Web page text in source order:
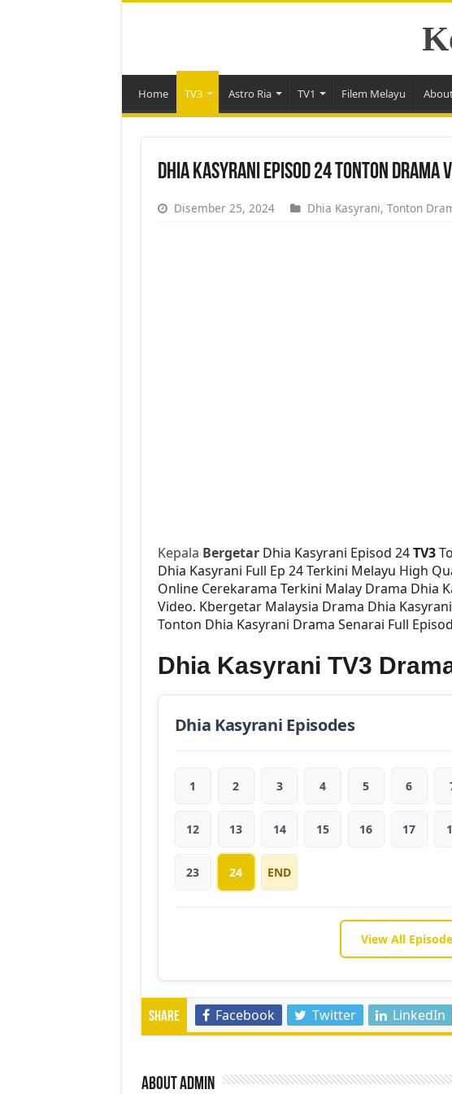
Home TV3 Astro Ria TV1 Filem Melayu
Dhia Kasyrani Episod 24 Tonton Drama
Disember 25, 2024 Dhia Kasyrani, Tonton
Kepala BergetarDhia Kasyrani Episod 24TV3
Dhia Kasyrani Full Ep 24 Terkini Melayu High
Online Cerekarama Terkini Malay Drama Dhia
Video. Kbergetar Malaysia Drama Dhia
Tonton Dhia Kasyrani Drama Senarai Full
Dhia Kasyrani TV3
Dhia Kasyrani Episodes
1 2 3 4 5 6
12 13 14 15 16 17
23 24 END
View All
Share Facebook Twitter LinkedIn
About admin